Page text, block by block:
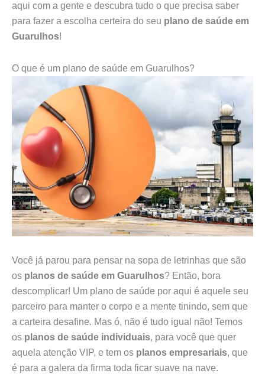
aqui com a gente e descubra tudo o que precisa saber
para fazer a escolha certeira do seu plano de saúde em
Guarulhos!
O que é um plano de saúde em Guarulhos?
Você já parou para pensar na sopa de letrinhas que são
os planos de saúde em Guarulhos? Então, bora
descomplicar! Um plano de saúde por aqui é aquele seu
parceiro para manter o corpo e a mente tinindo, sem que
a carteira desafine. Mas ó, não é tudo igual não! Temos
os planos de saúde individuais, para você que quer
aquela atenção VIP, e tem os planos empresariais, que
é para a galera da firma toda ficar suave na nave.